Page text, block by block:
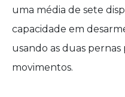
uma média de sete
capacidade em
usando as duas pernas
movimentos.